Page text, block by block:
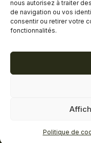
nous autorisez à traiter
de navigation ou vos
consentir ou retirer votre
fonctionnalités.
Politique de
Jeudi
Vendredi
Dimanche
Termes et conditions
Réalisation Zonart